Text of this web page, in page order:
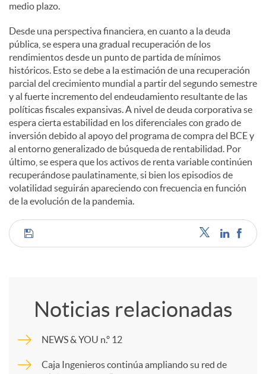
medio plazo.
Desde una perspectiva financiera, en cuanto a la deuda
pública, se espera una gradual recuperación de los
rendimientos desde un punto de partida de mínimos
históricos. Esto se debe a la estimación de una recuperación
parcial del crecimiento mundial a partir del segundo semestre
y al fuerte incremento del endeudamiento resultante de las
políticas fiscales expansivas. A nivel de deuda corporativa se
espera cierta estabilidad en los diferenciales con grado de
inversión debido al apoyo del programa de compra del BCE y
al entorno generalizado de búsqueda de rentabilidad. Por
último, se espera que los activos de renta variable continúen
recuperándose paulatinamente, si bien los episodios de
volatilidad seguirán apareciendo con frecuencia en función
de la evolución de la pandemia.
C
m
p
Noticias relacionadas
NEWS & YOU n.º 12
Caja Ingenieros continúa ampliando su red de